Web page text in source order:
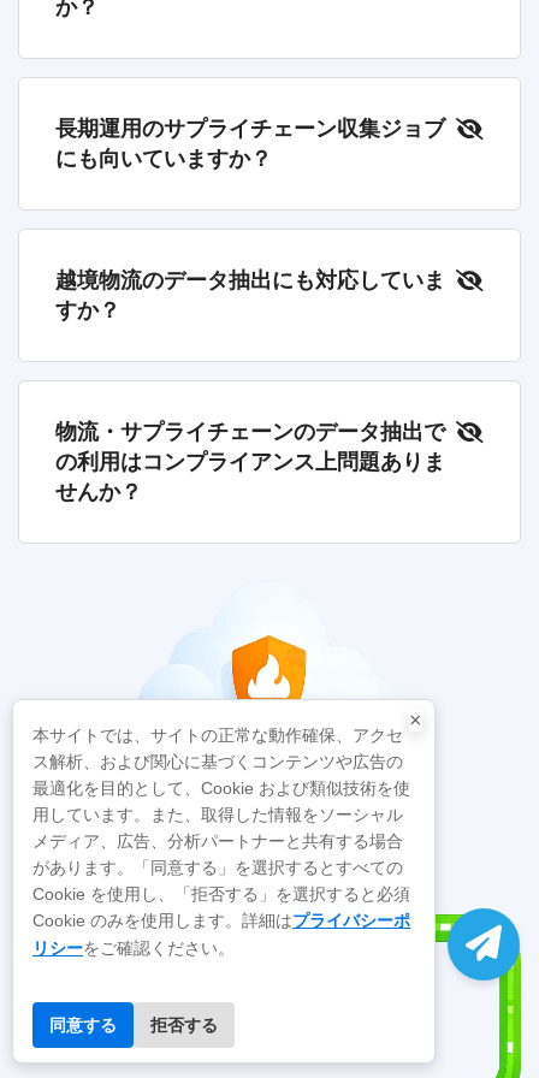
か？
長期運用のサプライチェーン収集ジョブ
にも向いていますか？
越境物流のデータ抽出にも対応していま
すか？
物流・サプライチェーンのデータ抽出で
の利用はコンプライアンス上問題ありま
せんか？
×
本サイトでは、サイトの正常な動作確保、アクセ
ス解析、および関心に基づくコンテンツや広告の
最適化を目的として、Cookie および類似技術を使
用しています。また、取得した情報をソーシャル
メディア、広告、分析パートナーと共有する場合
があります。「同意する」を選択するとすべての
Cookie を使用し、「拒否する」を選択すると必須
Cookie のみを使用します。詳細はプライバシーポ
リシーをご確認ください。
同意する 拒否する